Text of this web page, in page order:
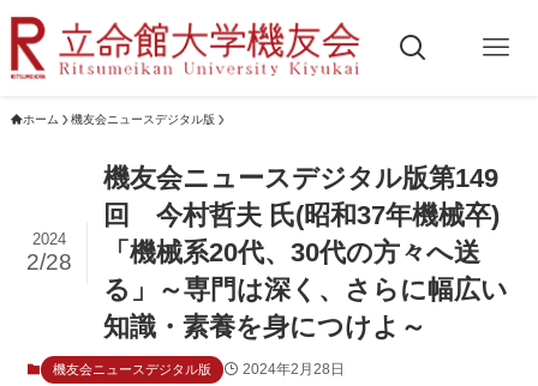
ホーム 機友会ニュースデジタル版
機友会ニュースデジタル版第149
回 今村哲夫 氏(昭和37年機械卒)
「機械系20代、30代の方々へ送
る」～専門は深く、さらに幅広い
知識・素養を身につけよ～
2024
2/28
機友会ニュースデジタル版 2024年2月28日